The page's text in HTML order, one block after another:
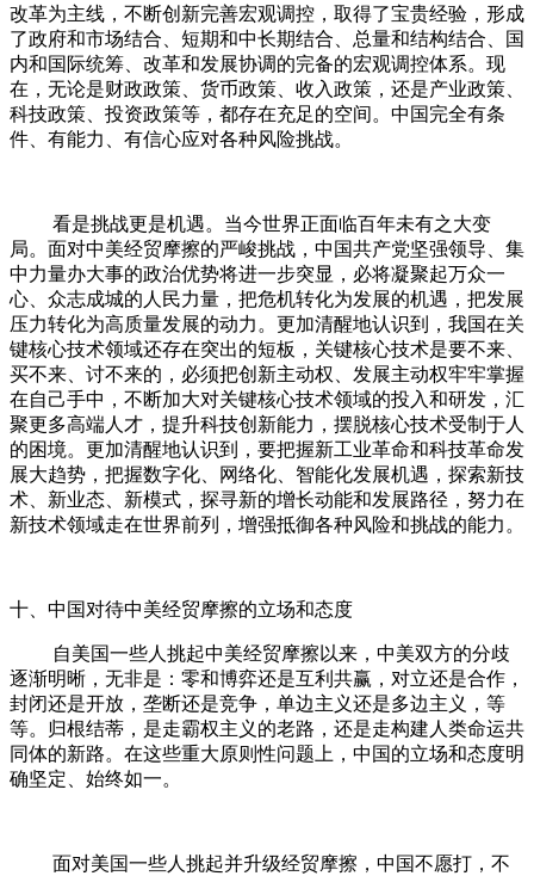
改革为主线，不断创新完善宏观调控，取得了宝贵经验，形成
了政府和市场结合、短期和中长期结合、总量和结构结合、国
内和国际统筹、改革和发展协调的完备的宏观调控体系。现
在，无论是财政政策、货币政策、收入政策，还是产业政策、
科技政策、投资政策等，都存在充足的空间。中国完全有条
件、有能力、有信心应对各种风险挑战。
看是挑战更是机遇。当今世界正面临百年未有之大变
局。面对中美经贸摩擦的严峻挑战，中国共产党坚强领导、集
中力量办大事的政治优势将进一步突显，必将凝聚起万众一
心、众志成城的人民力量，把危机转化为发展的机遇，把发展
压力转化为高质量发展的动力。更加清醒地认识到，我国在关
键核心技术领域还存在突出的短板，关键核心技术是要不来、
买不来、讨不来的，必须把创新主动权、发展主动权牢牢掌握
在自己手中，不断加大对关键核心技术领域的投入和研发，汇
聚更多高端人才，提升科技创新能力，摆脱核心技术受制于人
的困境。更加清醒地认识到，要把握新工业革命和科技革命发
展大趋势，把握数字化、网络化、智能化发展机遇，探索新技
术、新业态、新模式，探寻新的增长动能和发展路径，努力在
新技术领域走在世界前列，增强抵御各种风险和挑战的能力。
十、中国对待中美经贸摩擦的立场和态度
自美国一些人挑起中美经贸摩擦以来，中美双方的分歧
逐渐明晰，无非是：零和博弈还是互利共赢，对立还是合作，
封闭还是开放，垄断还是竞争，单边主义还是多边主义，等
等。归根结蒂，是走霸权主义的老路，还是走构建人类命运共
同体的新路。在这些重大原则性问题上，中国的立场和态度明
确坚定、始终如一。
面对美国一些人挑起并升级经贸摩擦，中国不愿打，不